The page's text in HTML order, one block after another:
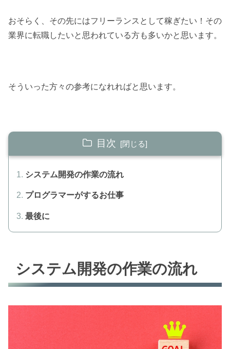
おそらく、その先にはフリーランスとして稼ぎたい！その
業界に転職したいと思われている方も多いかと思います。
そういった方々の参考になれればと思います。
目次
システム開発の作業の流れ
プログラマーがするお仕事
最後に
システム開発の作業の流れ